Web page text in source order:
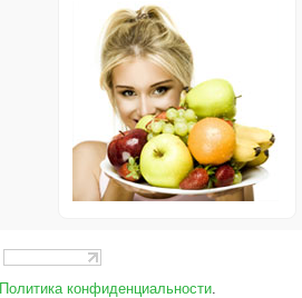
Политика конфиденциальности.